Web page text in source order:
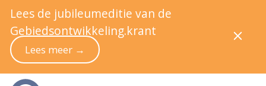
Lees de jubileumeditie van de
Gebiedsontwikkeling.krant
Lees meer →